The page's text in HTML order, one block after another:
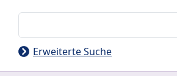
Erweiterte Suche